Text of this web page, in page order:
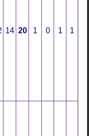
14 20 1 0 1 1